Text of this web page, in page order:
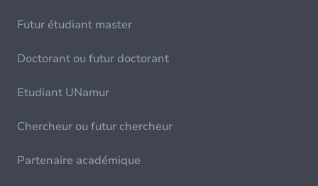
Futur étudiant master
Doctorant ou futur doctorant
Etudiant UNamur
Chercheur ou futur chercheur
Partenaire académique